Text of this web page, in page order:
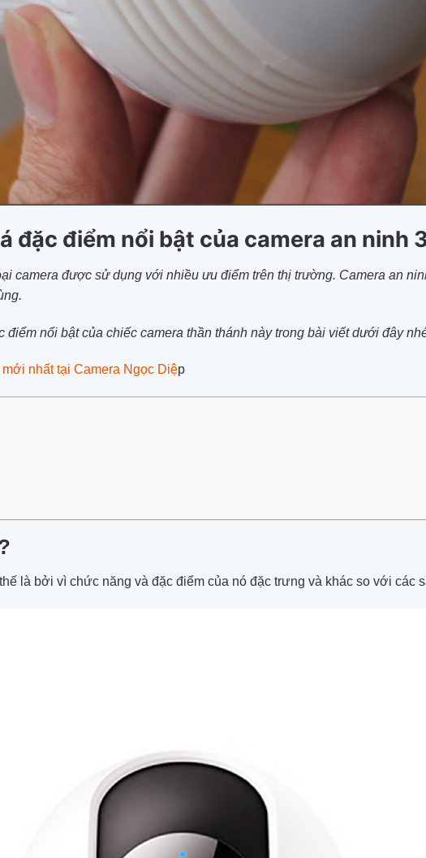
đặc điểm nổi bật của camera an ninh
camera được sử dụng với nhiều ưu điểm trên thị trường. Camera an
điểm nổi bật của chiếc camera thần thánh này trong bài viết dưới đây
nhất tại Camera Ngọc Diệp
là bởi vì chức năng và đặc điểm của nó đặc trưng và khác so với các